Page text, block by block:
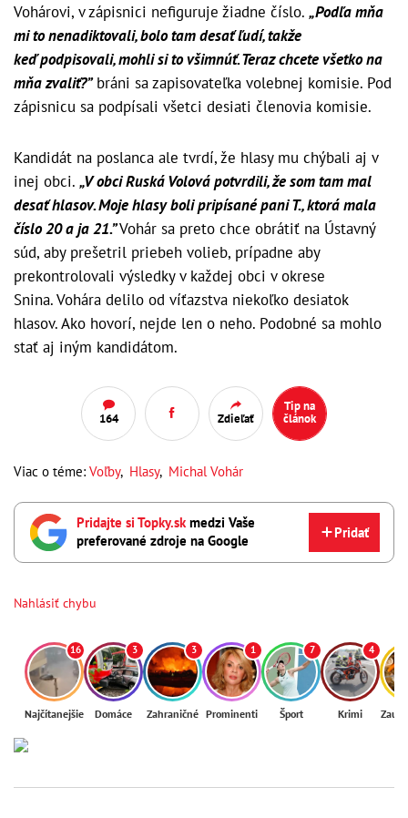
Vohárovi, v zápisnici nefiguruje žiadne číslo. „Podľamňa
mi to nenadiktovali, bolo tam desať ľudí, takže
keď podpisovali, mohli si to všimnúť. Teraz chcete všetko na
mňa zvaliť?”bráni sa zapisovateľka volebnej komisie. Pod
zápisnicu sa podpísali všetci desiati členovia komisie.
Kandidát na poslanca ale tvrdí, že hlasy mu chýbali aj v
inej obci. „​Vobci Ruská Volová potvrdili, že som tam mal
desať hlasov. Moje hlasy boli pripísané pani T., ktorá mala
číslo 20 a ja 21.”Vohár sa preto chce obrátiť na Ústavný
súd, aby prešetril priebeh volieb, prípadne aby
prekontrolovali výsledky v každej obci v okrese
Snina. Vohára delilo od víťazstva niekoľko desiatok
hlasov. Ako hovorí, nejde len o neho. Podobné sa mohlo
stať aj iným kandidátom.
164 Zdieľať
Tip na
článok
Viac o téme: Voľby, Hlasy, Michal Vohár
Pridajte si Topky.skmedzi Vaše
preferované zdroje na Google
Pridať
Nahlásiť chybu
16
Najčítanejšie
3
Domáce
3
Zahraničné
1
Prominenti
7
Šport
4
Krimi